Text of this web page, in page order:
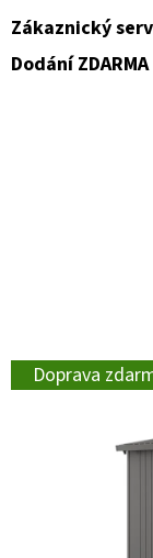
Zákaznický
Dodání
Doprava